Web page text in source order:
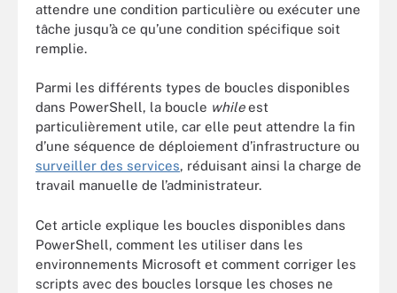
attendre une condition particulière ou exécuter une
tâche jusqu’à ce qu’une condition spécifique soit
remplie.
Parmi les différents types de boucles disponibles
dans PowerShell, la boucle whileest
particulièrement utile, car elle peut attendre la fin
d’une séquence de déploiement d’infrastructure ou
surveiller des services, réduisant ainsi la charge de
travail manuelle de l’administrateur.
Cet article explique les boucles disponibles dans
PowerShell, comment les utiliser dans les
environnements Microsoft et comment corriger les
scripts avec des boucles lorsque les choses ne